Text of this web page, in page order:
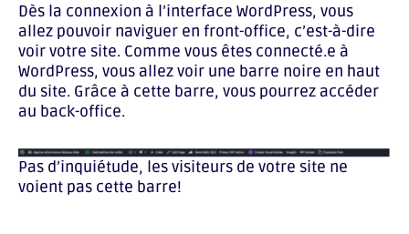
Dès la connexion à l’interface WordPress, vous
allez pouvoir naviguer en front-office, c’est-à-dire
voir votre site. Comme vous êtes connecté.e à
WordPress, vous allez voir une barre noire en haut
du site. Grâce à cette barre, vous pourrez accéder
au back-office.
Pas d’inquiétude, les visiteurs de votre site ne
voient pas cette barre!